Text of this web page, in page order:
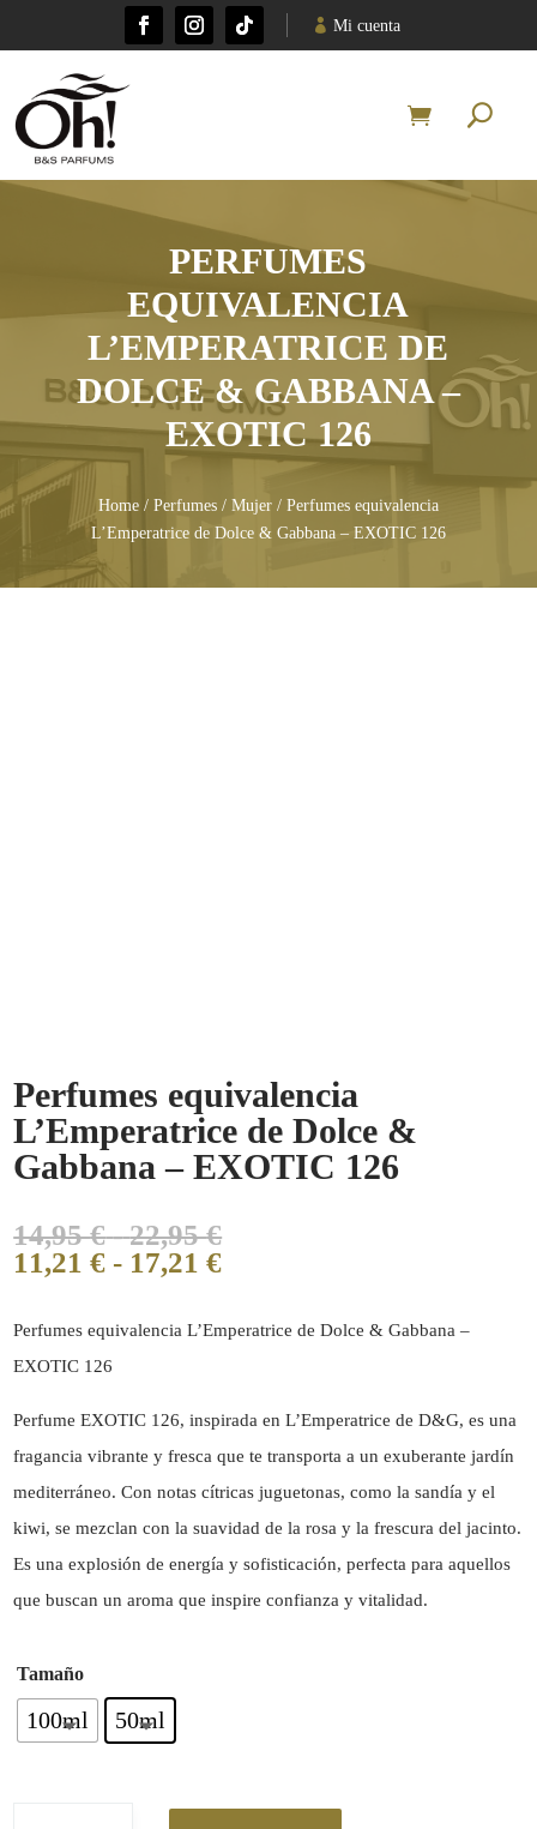
Mi cuenta
PERFUMES
EQUIVALENCIA
L’EMPERATRICE DE
DOLCE & GABBANA –
EXOTIC 126
Home/ Perfumes/ Mujer/ Perfumes equivalencia
L’Emperatrice de Dolce & Gabbana – EXOTIC 126
Perfumes equivalencia
L’Emperatrice de Dolce &
Gabbana – EXOTIC 126
14,95€ - 22,95€
11,21€ - 17,21€
Perfumes equivalencia L’Emperatrice de Dolce & Gabbana –
EXOTIC 126
Perfume EXOTIC 126, inspirada en L’Emperatrice de D&G, es una
fragancia vibrante y fresca que te transporta a un exuberante jardín
mediterráneo. Con notas cítricas juguetonas, como la sandía y el
kiwi, se mezclan con la suavidad de la rosa y la frescura del jacinto.
Es una explosión de energía y sofisticación, perfecta para aquellos
que buscan un aroma que inspire confianza y vitalidad.
Tamaño
100ml 50ml